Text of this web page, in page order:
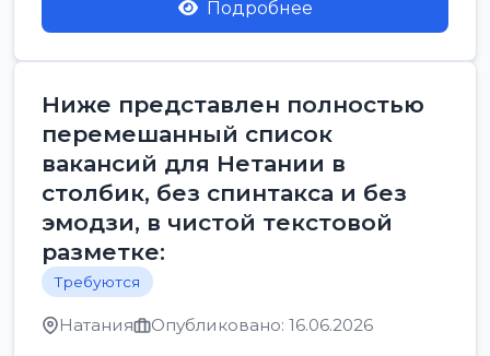
Подробнее
Ниже представлен полностью
перемешанный список
вакансий для Нетании в
столбик, без спинтакса и без
эмодзи, в чистой текстовой
разметке:
Требуются
Натания Опубликовано: 16.06.2026